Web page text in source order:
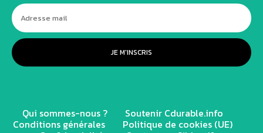
JE M'INSCRIS
Qui sommes-nous ? Soutenir Cdurable.info
Conditions générales Politique de cookies (UE)